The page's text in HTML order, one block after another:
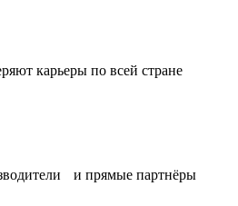
карьеры по всей стране
и прямые партнёры